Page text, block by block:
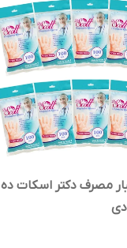
مصرف دکتر اسکات ده